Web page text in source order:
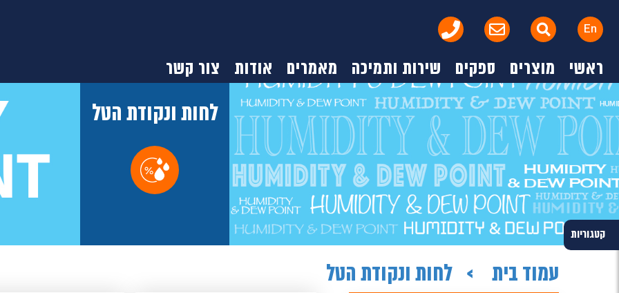
ראשי מוצרים ספקים שירות ותמיכה מאמרים אודות צור קשר
En
לחות ונקודת הטל
עמוד בית לחות ונקודת הטל
קטגוריות